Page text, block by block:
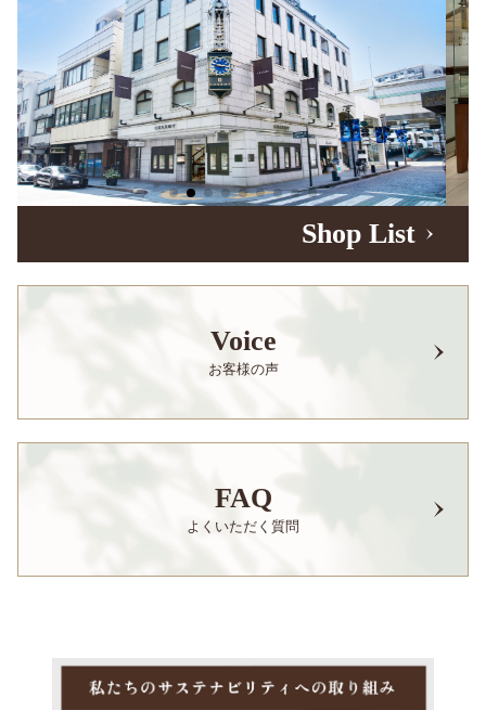
Shop List
Voice
お客様の声
FAQ
よくいただく質問